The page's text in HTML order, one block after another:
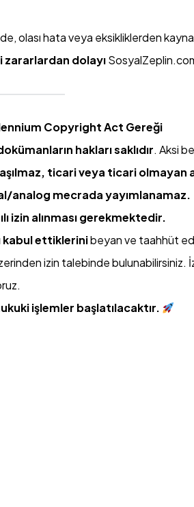
olası hata veya eksikliklerden
dolayı
Copyright Act Gereği
hakları saklıdır. Aksi
ticari veya ticari olmayan
analog mecrada yayımlanamaz.
izin alınması gerekmektedir.
kabul ettiklerinibeyan ve taahhüt
izin talebinde bulunabilirsiniz.
işlemler başlatılacaktır.